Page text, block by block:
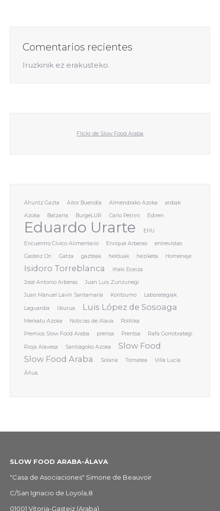
Comentarios recientes
Iruzkinik ez erakusteko.
Flickr de Slow Food Araba
Ahuntz Gazta Aitor Buendía Almendrako Azoka
ardiak
Azoka
Batzarra BurgeLUR Carlo Petrini Ediren
Eduardo Urarte
EHU
Encuentro Cívico Alimentario
Enrique Arberas
entrevistas
Gasteiz On
Gatza gazteak helduak heziketa Homenaje
Isidoro Torreblanca
Iñaki Eceiza
José Antonio Arberas
Juan Luis Zunzunegi
Juan Manuel Lavín Santamaría
Kontsumo Laborategiak
Laguardia liburua Luis López de Sosoaga
Merkatu Azoka Noticias de Alava
Politika
Premios Slow Food Araba
prensa Prentsa Rafa Gorrotxategi
Rioja Alavesa Santiagoko Azoka
Slow Food
Slow Food Araba
Solaria Tomatea
Villa Lucía
Áñua
SLOW FOOD ARABA-ÁLAVA
"Casa de Asociaciones" Simone de Beauvoir
C/San Ignacio de Loyola,8
01001 Vitoria-Gasteiz (Araba)